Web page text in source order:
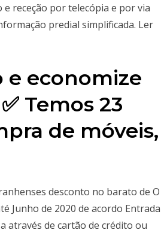
receção por telecópia e por via
predial simplificada. Ler
e economize
Temos 23
de móveis,
desconto no barato de O
Junho de 2020 de acordo Entrada
através de cartão de crédito ou